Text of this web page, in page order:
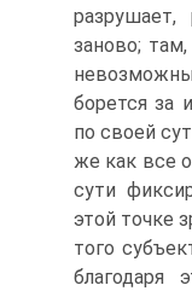
разрушает,
заново;
борется за
по своей
же как все
сути
этой точке
того
благодаря